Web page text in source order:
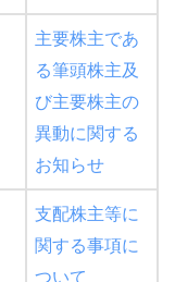
主要株主であ
る筆頭株主及
び主要株主の
異動に関する
お知らせ
支配株主等に
関する事項に
ついて